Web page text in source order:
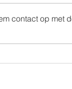
contact op met